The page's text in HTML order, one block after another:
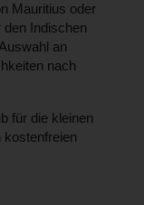
Mauritius oder
Indischen
an
nach
für die kleinen